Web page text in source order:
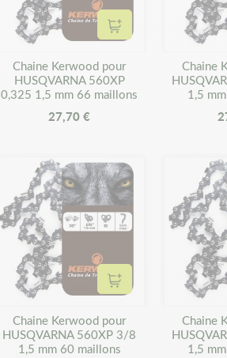
Ajouter au panier
Chaine Kerwood pour
HUSQVARNA 560XP
0,325 1,5 mm 66 maillons
27,70 €
Chaine
1,5
Ajouter au panier
Chaine Kerwood pour
HUSQVARNA 560XP 3/8
1,5 mm 60 maillons
Chaine
1,5